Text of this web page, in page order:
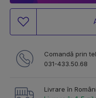
Comandă prin
031-433.50.68
Livrare în